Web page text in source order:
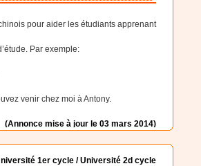
pour aider les étudiants apprenant
Par exemple:
venir chez moi à Antony.
(Annonce mise à jour le 03 mars 2014)
1er cycle / Université 2d cycle